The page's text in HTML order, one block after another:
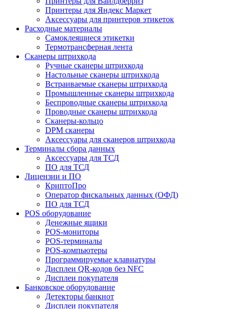
Принтеры для Яндекс Маркет
Аксессуары для принтеров этикеток
Расходные материалы
Самоклеящиеся этикетки
Термотрансферная лента
Сканеры штрихкода
Ручные сканеры штрихкода
Настольные сканеры штрихкода
Встраиваемые сканеры штрихкода
Промышленные сканеры штрихкода
Беспроводные сканеры штрихкода
Проводные сканеры штрихкода
Сканеры-кольцо
DPM сканеры
Аксессуары для сканеров штрихкода
Терминалы сбора данных
Аксессуары для ТСД
ПО для ТСД
Лицензии и ПО
КриптоПро
Оператор фискальных данных (ОФД)
ПО для ТСД
POS оборудование
Денежные ящики
POS-мониторы
POS-терминалы
POS-компьютеры
Программируемые клавиатуры
Дисплеи QR-кодов без NFC
Дисплеи покупателя
Банковское оборудование
Детекторы банкнот
Дисплеи покупателя